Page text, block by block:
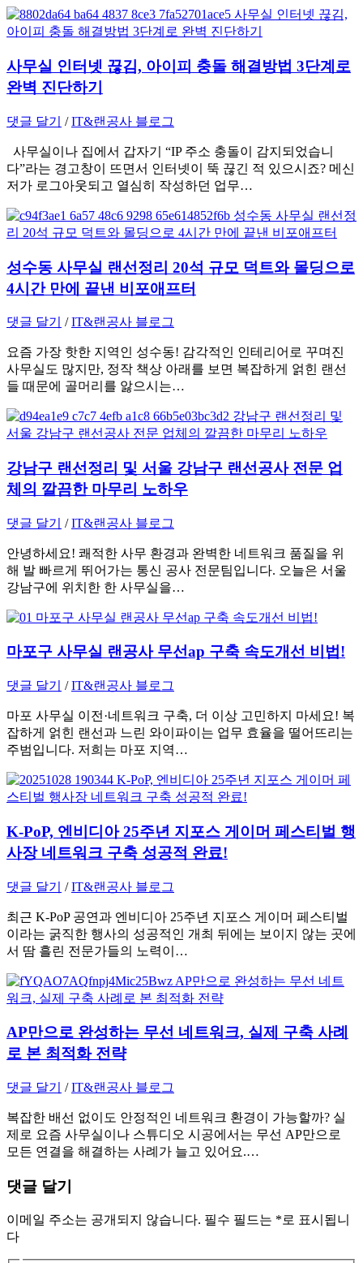
사무실 인터넷 끊김, 아이피 충돌 해결방법 3단계로
완벽 진단하기
댓글 달기 /IT&랜공사 블로그
사무실이나 집에서 갑자기 “IP 주소 충돌이 감지되었습니
다”라는 경고창이 뜨면서 인터넷이 뚝 끊긴 적 있으시죠? 메신
저가 로그아웃되고 열심히 작성하던 업무…
성수동 사무실 랜선정리 20석 규모 덕트와 몰딩으로
4시간 만에 끝낸 비포애프터
댓글 달기 /IT&랜공사 블로그
요즘 가장 핫한 지역인 성수동! 감각적인 인테리어로 꾸며진
사무실도 많지만, 정작 책상 아래를 보면 복잡하게 얽힌 랜선
들 때문에 골머리를 앓으시는…
강남구 랜선정리 및 서울 강남구 랜선공사 전문 업
체의 깔끔한 마무리 노하우
댓글 달기 /IT&랜공사 블로그
안녕하세요! 쾌적한 사무 환경과 완벽한 네트워크 품질을 위
해 발 빠르게 뛰어가는 통신 공사 전문팀입니다. 오늘은 서울
강남구에 위치한 한 사무실을…
마포구 사무실 랜공사 무선ap 구축 속도개선 비법!
댓글 달기 /IT&랜공사 블로그
마포 사무실 이전·네트워크 구축, 더 이상 고민하지 마세요! 복
잡하게 얽힌 랜선과 느린 와이파이는 업무 효율을 떨어뜨리는
주범입니다. 저희는 마포 지역…
K-PoP, 엔비디아 25주년 지포스 게이머 페스티벌 행
사장 네트워크 구축 성공적 완료!
댓글 달기 /IT&랜공사 블로그
최근 K-PoP 공연과 엔비디아 25주년 지포스 게이머 페스티벌
이라는 굵직한 행사의 성공적인 개최 뒤에는 보이지 않는 곳에
서 땀 흘린 전문가들의 노력이…
AP만으로 완성하는 무선 네트워크, 실제 구축 사례
로 본 최적화 전략
댓글 달기 /IT&랜공사 블로그
복잡한 배선 없이도 안정적인 네트워크 환경이 가능할까? 실
제로 요즘 사무실이나 스튜디오 시공에서는 무선 AP만으로
모든 연결을 해결하는 사례가 늘고 있어요.…
댓글 달기
이메일 주소는 공개되지 않습니다. 필수 필드는 *로 표시됩니
다